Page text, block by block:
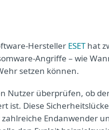
Hersteller ESEThat
Angriffe – wie
setzen können.
Nutzer überprüfen, ob
ist. Diese
Endanwender